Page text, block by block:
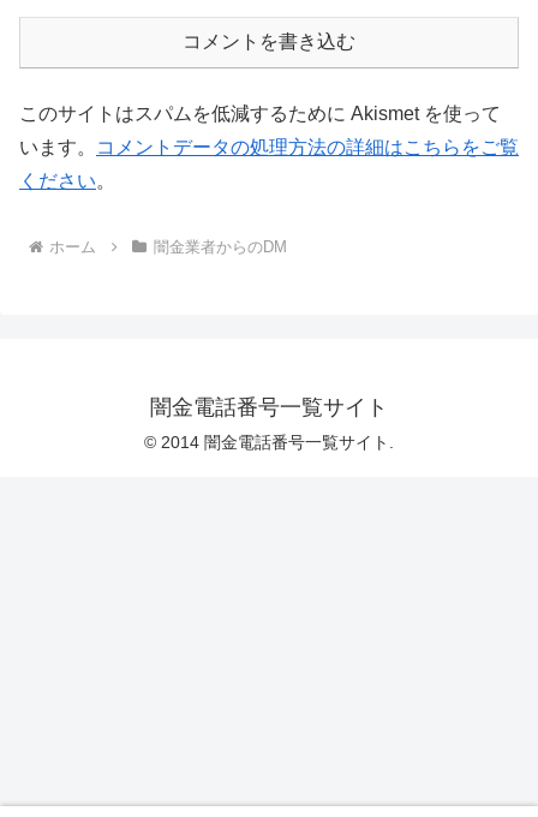
コメントを書き込む
このサイトはスパムを低減するために Akismet を使って
います。
コメントデータの処理方法の詳細はこちらをご覧
ください。
ホーム 闇金業者からのDM
闇金電話番号一覧サイト
© 2014 闇金電話番号一覧サイト.